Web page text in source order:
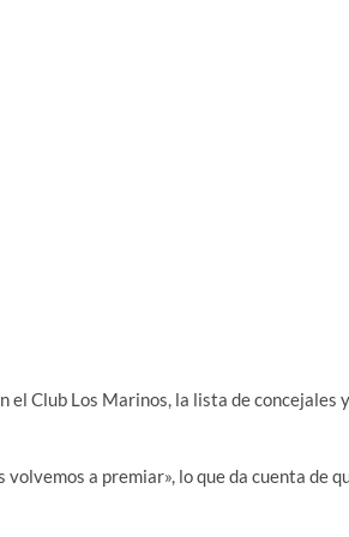
el Club Los Marinos, la lista de concejales y
a premiar», lo que da cuenta de